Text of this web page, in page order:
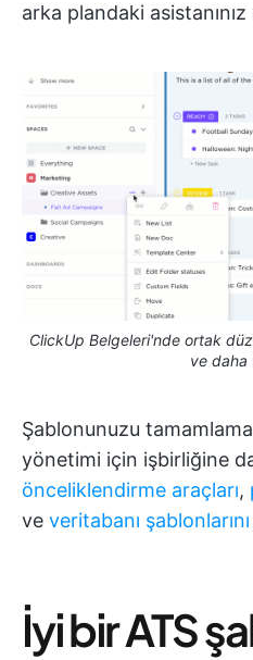
arka plandaki
ClickUp Belgeleri'nde ortak
ve daha
Şablonunuzu
yönetimi için işbirliğine
önceliklendirme araçları,
ve veritabanı şablonlarını
İyi bir ATS